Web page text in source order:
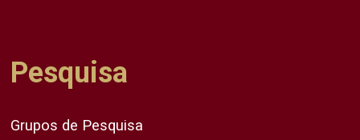
Pesquisa
Grupos de Pesquisa